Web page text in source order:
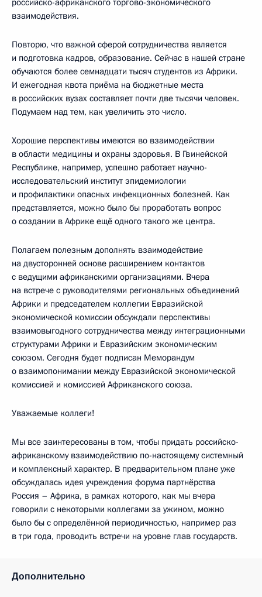
российско-африканского торгово-экономического
взаимодействия.
Повторю, что важной сферой сотрудничества является
и подготовка кадров, образование. Сейчас в нашей стране
обучаются более семнадцати тысяч студентов из Африки.
И ежегодная квота приёма на бюджетные места
в российских вузах составляет почти две тысячи человек.
Подумаем над тем, как увеличить это число.
Хорошие перспективы имеются во взаимодействии
в области медицины и охраны здоровья. В Гвинейской
Республике, например, успешно работает научно-
исследовательский институт эпидемиологии
и профилактики опасных инфекционных болезней. Как
представляется, можно было бы проработать вопрос
о создании в Африке ещё одного такого же центра.
Полагаем полезным дополнять взаимодействие
на двусторонней основе расширением контактов
с ведущими африканскими организациями. Вчера
на встрече с руководителями региональных объединений
Африки и председателем коллегии Евразийской
экономической комиссии обсуждали перспективы
взаимовыгодного сотрудничества между интеграционными
структурами Африки и Евразийским экономическим
союзом. Сегодня будет подписан Меморандум
о взаимопонимании между Евразийской экономической
комиссией и комиссией Африканского союза.
Уважаемые коллеги!
Мы все заинтересованы в том, чтобы придать российско-
африканскому взаимодействию по-настоящему системный
и комплексный характер. В предварительном плане уже
обсуждалась идея учреждения форума партнёрства
Россия – Африка, в рамках которого, как мы вчера
говорили с некоторыми коллегами за ужином, можно
было бы с определённой периодичностью, например раз
в три года, проводить встречи на уровне глав государств.
Дополнительно